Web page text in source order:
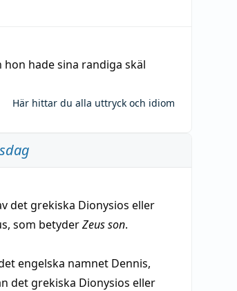
hade sina randiga skäl
Här hittar du alla uttryck och idiom
det grekiska Dionysios eller
som betyderZeus son.
engelska namnet Dennis,
det grekiska Dionysios eller